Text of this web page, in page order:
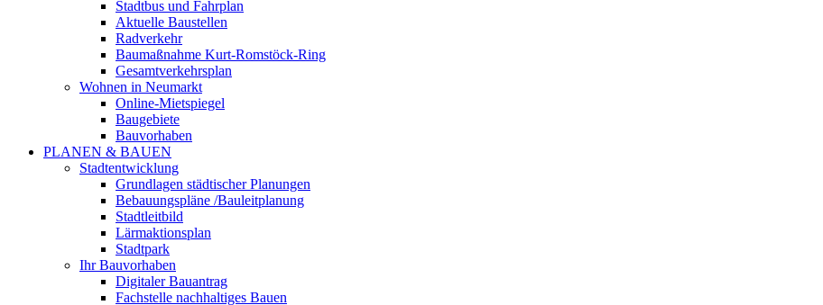
Stadtbus und Fahrplan
Aktuelle Baustellen
Radverkehr
Baumaßnahme Kurt-Romstöck-Ring
Gesamtverkehrsplan
Wohnen in Neumarkt
Online-Mietspiegel
Baugebiete
Bauvorhaben
PLANEN & BAUEN
Stadtentwicklung
Grundlagen städtischer Planungen
Bebauungspläne /Bauleitplanung
Stadtleitbild
Lärmaktionsplan
Stadtpark
Ihr Bauvorhaben
Digitaler Bauantrag
Fachstelle nachhaltiges Bauen